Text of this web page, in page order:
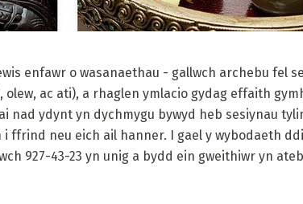
enfawr o wasanaethau - gallwch archebu fel
ac ati), a rhaglen ymlacio gydag effaith
nad ydynt yn dychmygu bywyd heb sesiynau
ffrind neu eich ail hanner. I gael y wybodaeth
927-43-23 yn unig a bydd ein gweithiwr yn